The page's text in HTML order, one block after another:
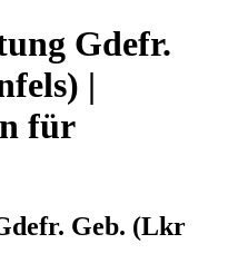
Gdefr.
|
für
Geb. (Lkr